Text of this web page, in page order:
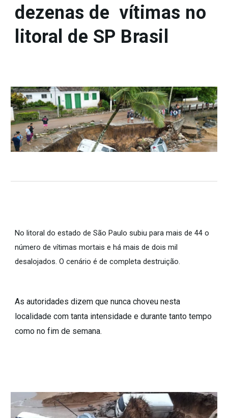
dezenas de vítimas no
litoral de SP Brasil
No litoral do estado de São Paulo subiu para mais de 44 o
número de vítimas mortais e há mais de dois mil
desalojados. O cenário é de completa destruição.
As autoridades dizem que nunca choveu nesta
localidade com tanta intensidade e durante tanto tempo
como no fim de semana.